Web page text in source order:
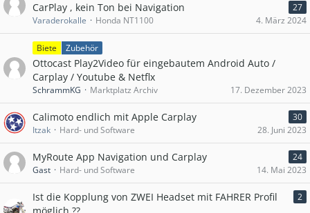
CarPlay , kein Ton bei Navigation
27
Varaderokalle
Honda NT1100 4. März 2024
Biete Zubehör
Ottocast Play2Video für eingebautem Android Auto /
Carplay / Youtube & Netflx
SchrammKG Marktplatz Archiv 17. Dezember 2023
Calimoto endlich mit Apple Carplay
30
Itzak
Hard- und Software 28. Juni 2023
MyRoute App Navigation und Carplay
24
Gast
Hard- und Software 14. Mai 2023
Ist die Kopplung von ZWEI Headset mit FAHRER Profil
2